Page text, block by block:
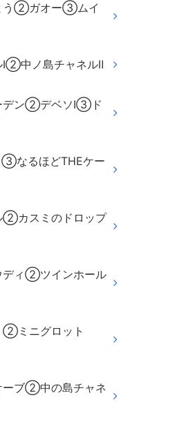
う②ガオー③ムイ
中ノ島チャネルⅡ
デン②デベソⅠ③ド
るほどTHEケー
カスミのドロップ
ィ②ツインホール
ミニグロット
ブ②中の島チャネ